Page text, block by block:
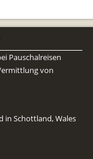
Pauschalreisen
von
in Schottland, Wales